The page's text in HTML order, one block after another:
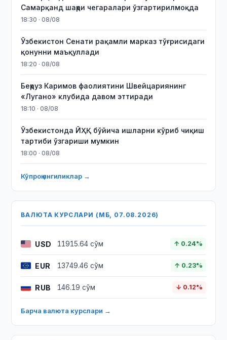
Самарқанд шаҳри чегаралари ўзгартирилмоқда
18:30 · 08/08
Ўзбекистон Сенати рақамли марказ тўғрисидаги
қонунни маъқуллади
18:20 · 08/08
Беҳруз Каримов фаолиятини Швейцариянинг
«Лугано» клубида давом эттиради
18:10 · 08/08
Ўзбекистонда ЙҲҚ бўйича ишларни кўриб чиқиш
тартиби ўзгариши мумкин
18:00 · 08/08
Кўпроқ янгиликлар →
ВАЛЮТА КУРСЛАРИ (МБ, 07.08.2026)
USD 11915.64 сўм ↑ 0.24%
EUR 13749.46 сўм ↑ 0.23%
RUB 146.19 сўм ↓ 0.12%
Барча валюта курслари →